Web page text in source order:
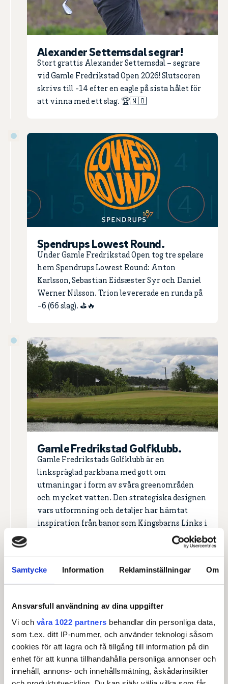
Samtycke Information Reklaminställningar Om
Ansvarsfull användning av dina uppgifter
Vi och våra 1022 partners behandlar din personliga data,
som t.ex. ditt IP-nummer, och använder teknologi såsom
cookies för att lagra och få tillgång till information på din
enhet för att kunna tillhandahålla personliga annonser och
innehåll, annons- och innehållsmätning, åskådarinsikter
Alexander Settemsdal segrar!
Stort grattis Alexander Settemsdal – segrare
vid Gamle Fredrikstad Open 2026! Slutscoren
skrivs till -14 efter en eagle på sista hålet för
att vinna med ett slag. 🏆🇳🇴
Spendrups Lowest Round.
Under Gamle Fredrikstad Open tog tre spelare
hem Spendrups Lowest Round: Anton
Karlsson, Sebastian Eidsæster Syr och Daniel
Werner Nilsson. Trion levererade en runda på
-6 (66 slag). ⛳🔥
Gamle Fredrikstad Golfklubb.
Gamle Fredrikstads Golfklubb är en
linkspräglad parkbana med gott om
utmaningar i form av svåra greenområden
och mycket vatten. Den strategiska designen
vars utformning och detaljer har hämtat
inspiration från banor som Kingsbarns Links i
Skottland gör spelet både varierat och
Läs mer om anläggningen